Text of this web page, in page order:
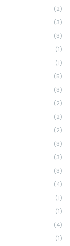
(2)
(3)
(3)
(1)
(1)
(5)
(3)
(2)
(2)
(2)
(3)
(3)
(3)
(4)
(1)
(1)
(4)
(1)